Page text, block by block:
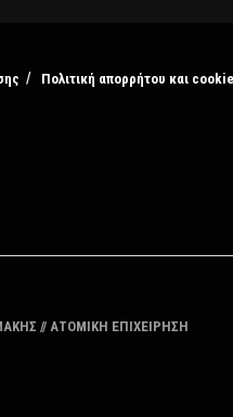
Πολιτική απορρήτου και
// ΑΤΟΜΙΚΗ ΕΠΙΧΕΙΡΗΣΗ